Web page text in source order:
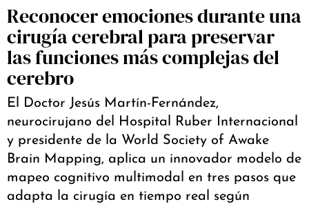
Reconocer emociones durante una
cirugía cerebral para preservar
las funciones más complejas del
cerebro
El Doctor Jesús Martín-Fernández,
neurocirujano del Hospital Ruber Internacional
y presidente de la World Society of Awake
Brain Mapping, aplica un innovador modelo de
mapeo cognitivo multimodal en tres pasos que
adapta la cirugía en tiempo real según